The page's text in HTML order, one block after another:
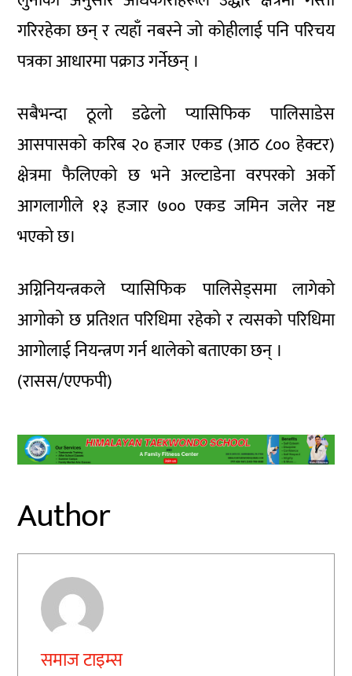
गरिरहेका छन् र त्यहाँ नबस्ने जो कोहीलाई पनि परिचय
पत्रका आधारमा पक्राउ गर्नेछन् ।
सबैभन्दा ठूलो डढेलो प्यासिफिक पालिसाडेस
आसपासको करिब २० हजार एकड (आठ ८०० हेक्टर)
क्षेत्रमा फैलिएको छ भने अल्टाडेना वरपरको अर्को
आगलागीले १३ हजार ७०० एकड जमिन जलेर नष्ट
भएको छ।
अग्निनियन्त्रकले प्यासिफिक पालिसेड्समा लागेको
आगोको छ प्रतिशत परिधिमा रहेको र त्यसको परिधिमा
आगोलाई नियन्त्रण गर्न थालेको बताएका छन् ।
(रासस/एएफपी)
Author
समाज टाइम्स